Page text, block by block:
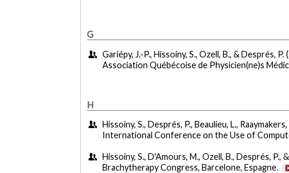
G
Gariépy, J.-P., Hissoiny, S., Ozell, B., & Després, P.
Association Québécoise de Physicien(ne)s
H
Hissoiny, S., Després, P., Beaulieu, L.,
International Conference on the Use of
Hissoiny, S., D'Amours, M., Ozell, B., Després, P.,
Brachytherapy Congress, Barcelone, Espagne.